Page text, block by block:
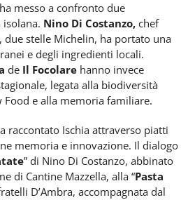
messo a confronto due
Nino Di Costanzo, chef
, due stelle Michelin, ha portato una
e degli ingredienti locali.
de Il Focolare hanno invece
legata alla biodiversità
Food e alla memoria familiare.
raccontato Ischia attraverso piatti
memoria e innovazione. Il dialogo
” di Nino Di Costanzo, abbinato
di Cantine Mazzella, alla “Pasta
D’Ambra, accompagnata dal